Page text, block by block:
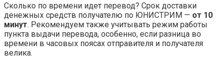
Сколько по времени идет перевод? Срок доставки
денежных средств получателю по ЮНИСТРИМ — от 10
минут. Рекомендуем также учитывать режим работы
пункта выдачи перевода, особенно, если разница во
времени в часовых поясах отправителя и получателя
велика.